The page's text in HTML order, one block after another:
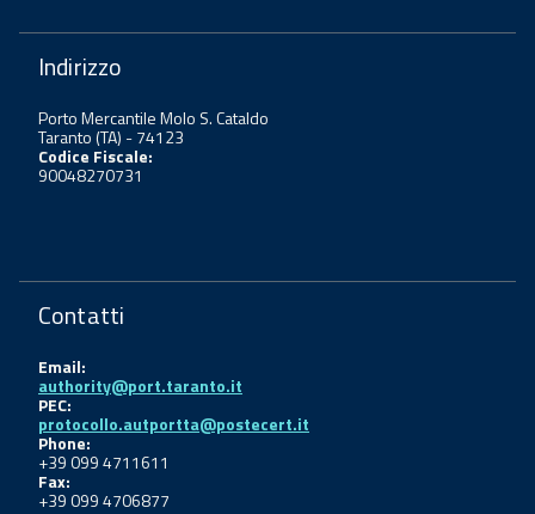
Indirizzo
Porto Mercantile Molo S. Cataldo
Taranto (TA) - 74123
Codice Fiscale:
90048270731
Contatti
Email:
authority@port.taranto.it
PEC:
protocollo.autportta@postecert.it
Phone:
+39 099 4711611
Fax:
+39 099 4706877